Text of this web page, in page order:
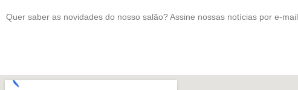
Quer saber as novidades do nosso salão? Assine nossas notícias por e-mail.